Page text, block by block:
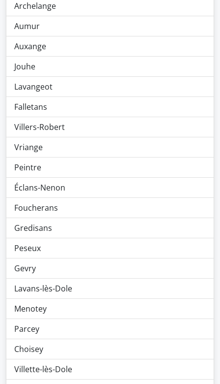
Archelange
Aumur
Auxange
Jouhe
Lavangeot
Falletans
Villers-Robert
Vriange
Peintre
Éclans-Nenon
Foucherans
Gredisans
Peseux
Gevry
Lavans-lès-Dole
Menotey
Parcey
Choisey
Villette-lès-Dole